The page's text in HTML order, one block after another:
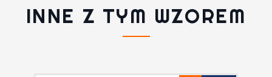
INNE Z TYM WZOREM